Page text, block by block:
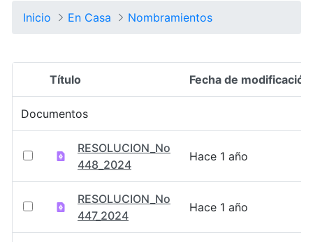
Inicio En Casa Nombramientos
Selección del elemento
Título Fecha de modificación
Documentos
RESOLUCION_No
448_2024
Hace 1 año
RESOLUCION_No
447_2024
Hace 1 año